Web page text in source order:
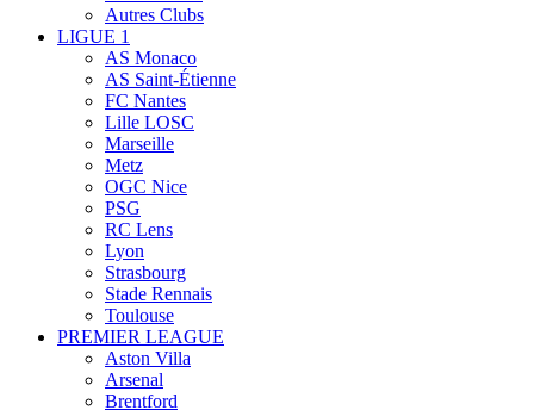
Autres Clubs
LIGUE 1
AS Monaco
AS Saint-Étienne
FC Nantes
Lille LOSC
Marseille
Metz
OGC Nice
PSG
RC Lens
Lyon
Strasbourg
Stade Rennais
Toulouse
PREMIER LEAGUE
Aston Villa
Arsenal
Brentford